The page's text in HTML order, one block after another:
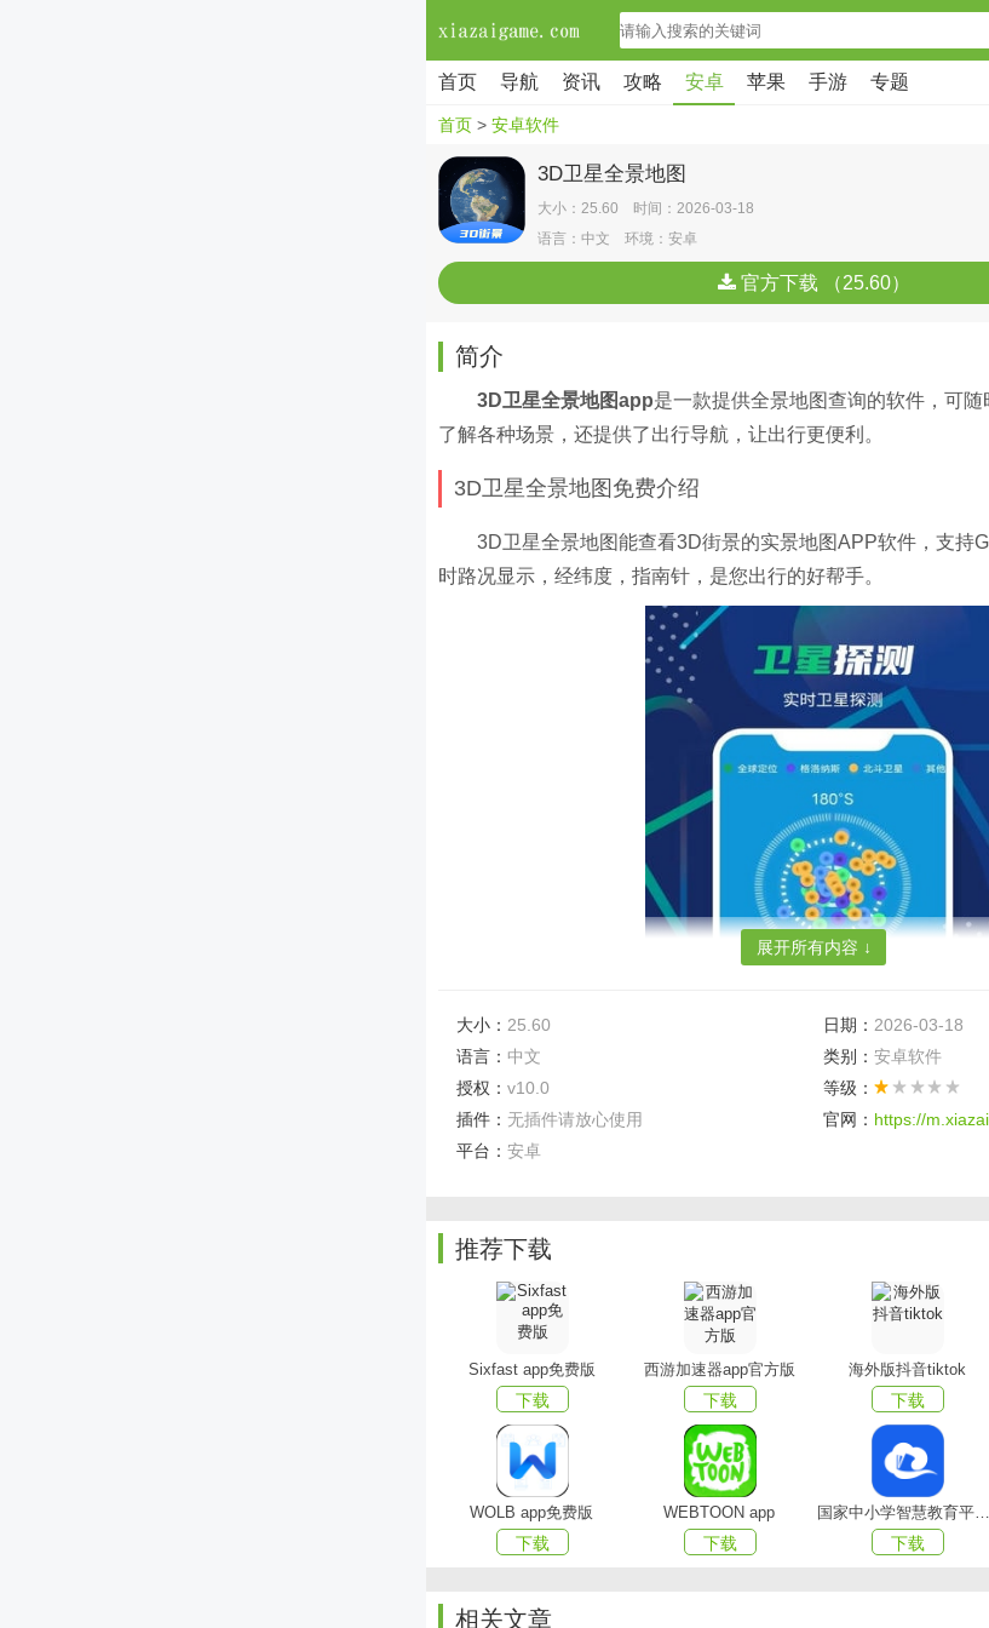
首页 导航 资讯 攻略 安卓 苹果 手游 专题
首页 > 安卓软件
3D卫星全景地图
大小：25.60 时间：2026-03-18
语言：中文 环境：安卓
官方下载 （25.60）
简介
3D卫星全景地图app是一款提供全景地图查询的软件，可随
了解各种场景，还提供了出行导航，让出行更便利。
3D卫星全景地图免费介绍
3D卫星全景地图能查看3D街景的实景地图APP软件，支持
时路况显示，经纬度，指南针，是您出行的好帮手。
3D卫星全景地图功能
[全景地图]:
向用户提供全景3D地图显示和交互功能，从而
[卫星探测]: 实时全球定位，显示当前北斗卫星数量，提供当
[景点实景] :可以欣赏全国著名景点的实景地图，以及VR全景
软件亮点
1、可选择自己喜欢的出行模式，在线可以看到各种不同地
展开所有内容 ↓
大小： 25.60 日期： 2026-03-18
语言： 中文 类别： 安卓软件
授权： v10.0
等级：
插件： 无插件请放心使用 官网： https://
平台： 安卓
推荐下载
Sixfast app免费版
下载
西游加速器app官方版
下载
海外版抖音tiktok
下载
WOLB app免费版
下载
WEBTOON app
下载
国家中小学智慧教育平台app(智慧中小学)
下载
相关文章